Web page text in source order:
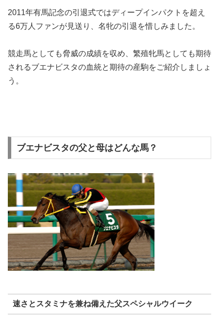
2011年有馬記念の引退式ではディープインパクトを超え
る6万人ファンが見送り
、名牝の引退を惜しみました。
競走馬としても脅威の成績を収め、繁殖牝馬としても期待
されるブエナビスタの血統と期待の産駒をご紹介しましょ
う。
ブエナビスタの父と母はどんな馬？
速さとスタミナを兼ね備えた父スペシャルウイーク